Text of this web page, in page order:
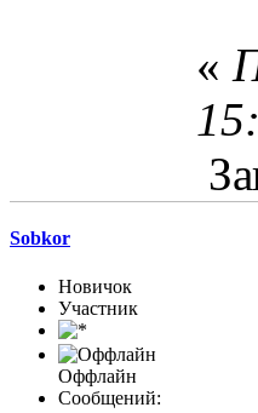
«
Sobkor
Новичок
Участник
Оффлайн
Сообщений: